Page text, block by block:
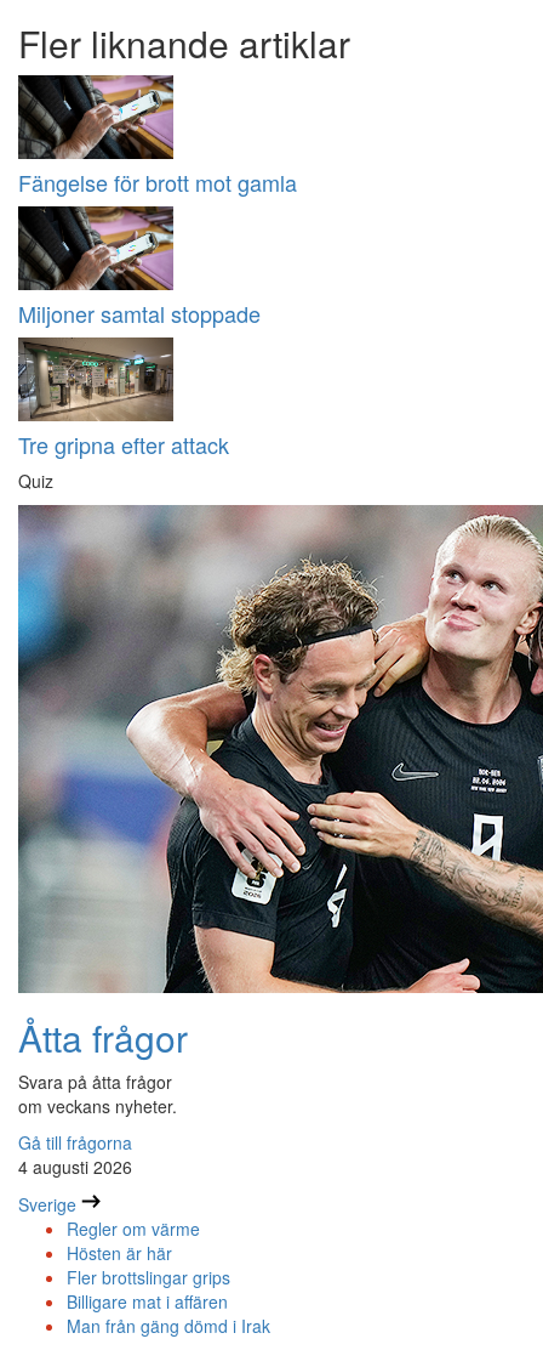
Fler liknande artiklar
Fängelse för brott mot gamla
Miljoner samtal stoppade
Tre gripna efter attack
Quiz
Åtta frågor
Svara på åtta frågor
om veckans nyheter.
Gå till frågorna
4 augusti 2026
Sverige
Regler om värme
Hösten är här
Fler brottslingar grips
Billigare mat i affären
Man från gäng dömd i Irak